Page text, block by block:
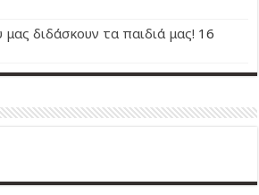
διδάσκουν τα παιδιά μας! 16